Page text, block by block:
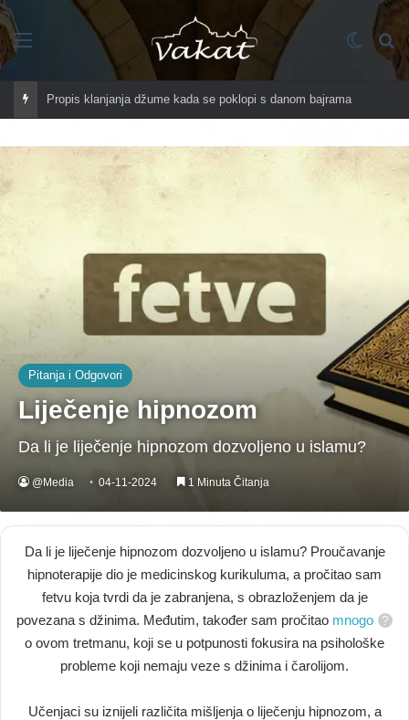
Propis klanjanja džume kada se poklopi s danom bajrama
Pitanja i Odgovori
Liječenje hipnozom
Da li je liječenje hipnozom dozvoljeno u islamu?
@Media 04-11-2024 1 Minuta Čitanja
Da li je liječenje hipnozom dozvoljeno u islamu? Proučavanje
hipnoterapije dio je medicinskog kurikuluma, a pročitao sam
fetvu koja tvrdi da je zabranjena, s obrazloženjem da je
povezana s džinima. Međutim, također sam pročitao mnogo
o ovom tretmanu, koji se u potpunosti fokusira na psihološke
probleme koji nemaju veze s džinima i čarolijom.
Učenjaci su iznijeli različita mišljenja o liječenju hipnozom, a